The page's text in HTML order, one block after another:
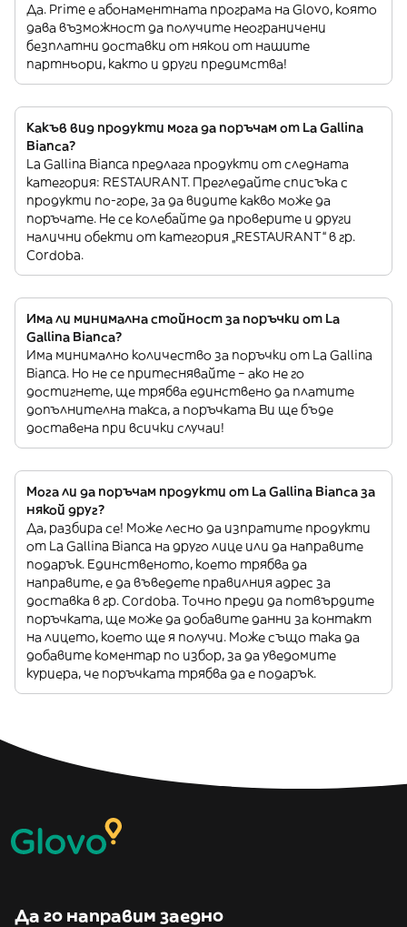
Да. Prime е абонаментната програма на Glovo, която
дава възможност да получите неограничени
безплатни доставки от някои от нашите
партньори, както и други предимства!
Какъв вид продукти мога да поръчам от La Gallina
Bianca?
La Gallina Bianca предлага продукти от следната
категория: RESTAURANT. Прегледайте списъка с
продукти по-горе, за да видите какво може да
поръчате. Не се колебайте да проверите и други
налични обекти от категория „RESTAURANT“ в гр.
Cordoba.
Има ли минимална стойност за поръчки от La
Gallina Bianca?
Има минимално количество за поръчки от La Gallina
Bianca. Но не се притеснявайте – ако не го
достигнете, ще трябва единствено да платите
допълнителна такса, а поръчката Ви ще бъде
доставена при всички случаи!
Мога ли да поръчам продукти от La Gallina Bianca за
някой друг?
Да, разбира се! Може лесно да изпратите продукти
от La Gallina Bianca на друго лице или да направите
подарък. Единственото, което трябва да
направите, е да въведете правилния адрес за
доставка в гр. Cordoba. Точно преди да потвърдите
поръчката, ще може да добавите данни за контакт
на лицето, което ще я получи. Може също така да
добавите коментар по избор, за да уведомите
куриера, че поръчката трябва да е подарък.
Да го направим заедно